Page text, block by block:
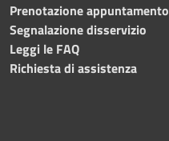
Prenotazione appuntamento
Segnalazione disservizio
Leggi le FAQ
Richiesta di assistenza